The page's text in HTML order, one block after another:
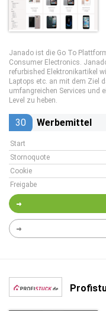
Janado ist die Go To
Consumer Electronics.
refurbished Elektronikartikel
Laptops etc. an mit dem Ziel
umfangreichen Services und
Level zu heben.
30 Werbemittel
Start
Stornoquote
Cookie
Freigabe